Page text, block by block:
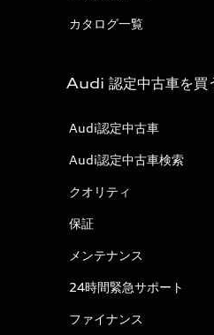
カタログ一覧
Audi 認定中古車を買
Audi認定中古車
Audi認定中古車検索
クオリティ
保証
メンテナンス
24時間緊急サポート
ファイナンス